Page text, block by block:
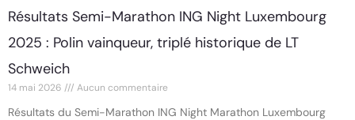
Résultats Semi-Marathon ING Night Luxembourg
2025 : Polin vainqueur, triplé historique de LT
Schweich
14 mai 2026 Aucun commentaire
Résultats du Semi-Marathon ING Night Marathon Luxembourg